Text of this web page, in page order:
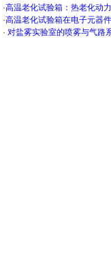
·高温老化试验箱：热老化动
·高温老化试验箱在电子元器
· 对盐雾实验室的喷雾与气路